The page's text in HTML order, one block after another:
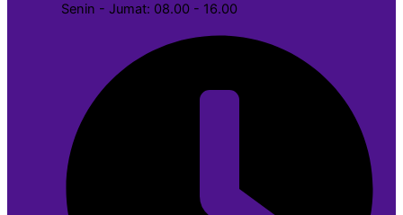
Senin - Jumat: 08.00 - 16.00